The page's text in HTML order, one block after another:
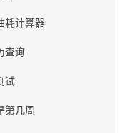
耗计算器
查询
试
第几周